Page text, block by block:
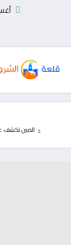
الصين تكشف